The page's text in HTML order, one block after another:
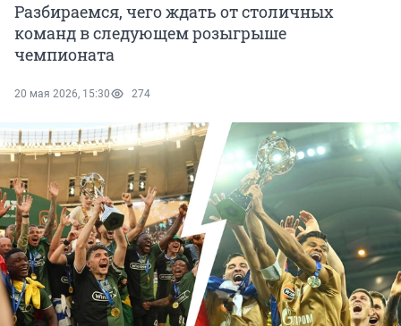
Разбираемся, чего ждать от столичных
команд в следующем розыгрыше
чемпионата
20 мая 2026, 15:30 274